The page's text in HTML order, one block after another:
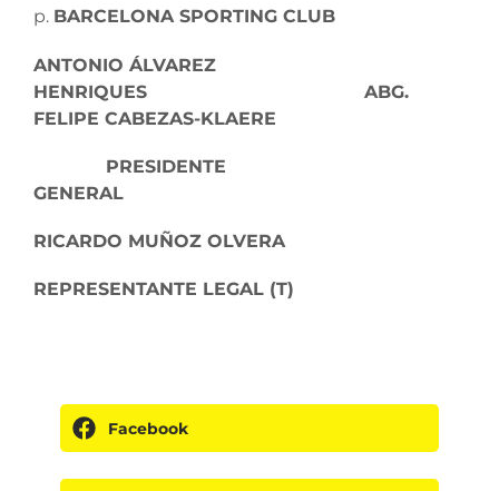
p. BARCELONA SPORTING CLUB
ANTONIO ÁLVAREZ
HENRIQUES ABG.
FELIPE CABEZAS-KLAERE
PRESIDENTE
GENERAL
RICARDO MUÑOZ OLVERA
REPRESENTANTE LEGAL (T)
Facebook